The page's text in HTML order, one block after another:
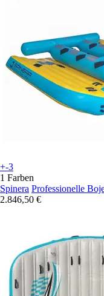
+-3
1 Farben
Spinera Professionelle
2.846,50 €